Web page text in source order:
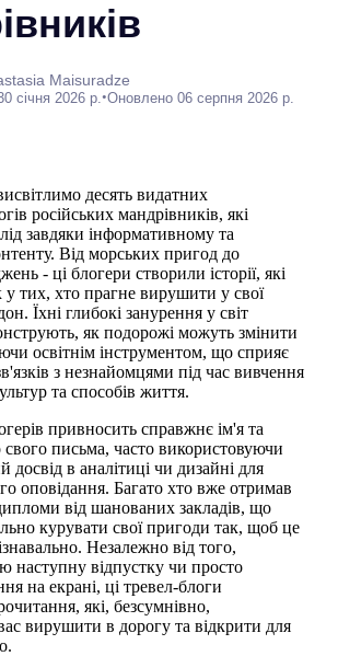
Maisuradze
січня 2026 р. •Оновлено 06 серпня 2026 р.
десять видатних
російських мандрівників, які
завдяки інформативному та
Від морських пригод до
- ці блогери створили історії, які
у тих, хто прагне вирушити у свої
Їхні глибокі занурення у світ
як подорожі можуть змінити
освітнім інструментом, що сприяє
з незнайомцями під час вивчення
та способів життя.
привносить справжнє ім'я та
письма, часто використовуючи
досвід в аналітиці чи дизайні для
оповідання. Багато хто вже отримав
від шанованих закладів, що
курувати свої пригоди так, щоб це
Незалежно від того,
наступну відпустку чи просто
на екрані, ці тревел-блоги
які, безсумнівно,
вирушити в дорогу та відкрити для